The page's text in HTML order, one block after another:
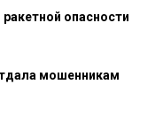
опасности
мошенникам